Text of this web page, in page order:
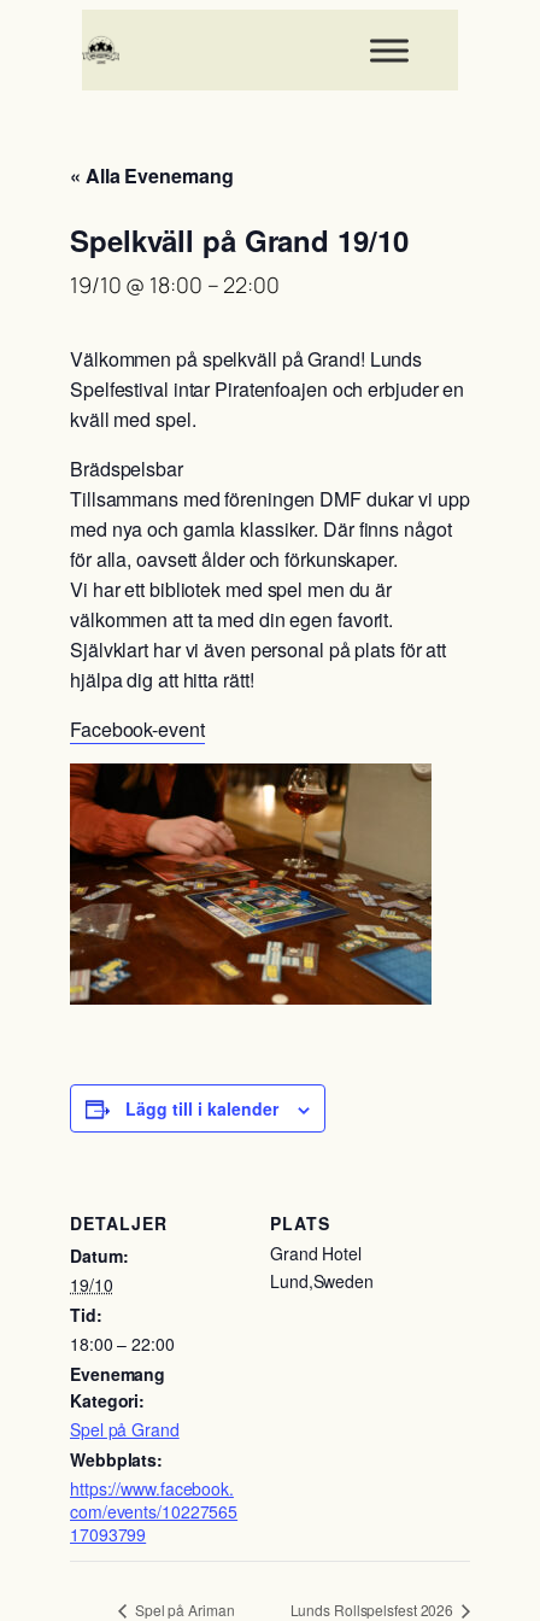
« Alla Evenemang
Spelkväll på Grand 19/10
19/10 @ 18:00 – 22:00
Välkommen på spelkväll på Grand! Lunds
Spelfestival intar Piratenfoajen och erbjuder en
kväll med spel.
Brädspelsbar
Tillsammans med föreningen DMF dukar vi upp
med nya och gamla klassiker. Där finns något
för alla, oavsett ålder och förkunskaper.
Vi har ett bibliotek med spel men du är
välkommen att ta med din egen favorit.
Självklart har vi även personal på plats för att
hjälpa dig att hitta rätt!
Facebook-event
Lägg till i kalender
DETALJER
Datum:
19/10
Tid:
18:00 – 22:00
Evenemang
Kategori:
Spel på Grand
Webbplats:
https://www.facebook.
com/events/10227565
17093799
PLATS
Grand Hotel
Lund,Sweden
Spel på Ariman Lunds Rollspelsfest 2026